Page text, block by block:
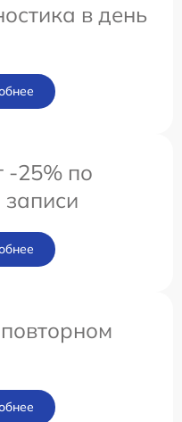
в день
-25% по